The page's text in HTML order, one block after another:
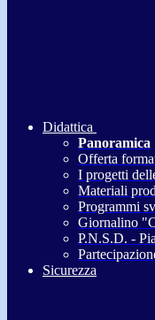
Didattica
Panoramica
Offerta
I progetti
Materiali
Programmi
Giornalino
P.N.S.D. -
Sicurezza